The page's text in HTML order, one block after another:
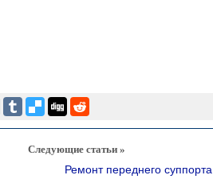
Следующие статьи »
Ремонт переднего суппорта